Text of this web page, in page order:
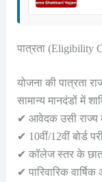
पात्रता (Eligibility
योजना की पात्रता
सामान्य मानदंडों में
✔ आवेदक उसी राज्य
✔ 10वीं/12वीं बोर्ड
✔ कॉलेज स्तर के
✔ पारिवारिक